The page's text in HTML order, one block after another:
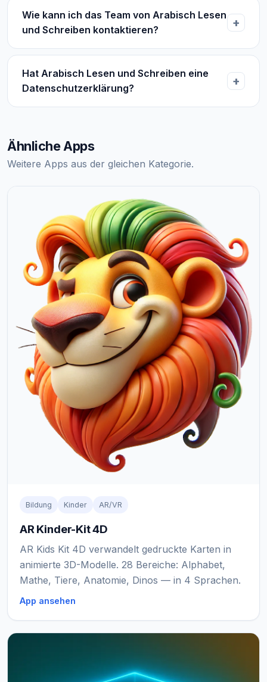
Wie kann ich das Team von Arabisch Lesen
und Schreiben kontaktieren?
Hat Arabisch Lesen und Schreiben eine
Datenschutzerklärung?
Ähnliche Apps
Weitere Apps aus der gleichen Kategorie.
Bildung Kinder AR/VR
AR Kinder-Kit 4D
AR Kids Kit 4D verwandelt gedruckte Karten in
animierte 3D-Modelle. 28 Bereiche: Alphabet,
Mathe, Tiere, Anatomie, Dinos — in 4 Sprachen.
App ansehen